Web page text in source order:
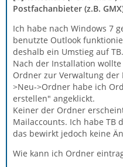
Postfachanbieter (z.B.
Ich habe nach Windows 7
benutzte Outlook
deshalb ein Umstieg auf TB.
Nach der Installation
Ordner zur Verwaltung
>Neu->Ordner habe ich
erstellen" angeklickt.
Keiner der Ordner
Mailaccounts. Ich habe
das bewirkt jedoch keine
Wie kann ich Ordner